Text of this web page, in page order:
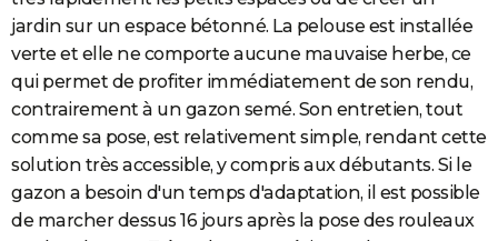
jardin sur un espace bétonné. La pelouse est installée
verte et elle ne comporte aucune mauvaise herbe, ce
qui permet de profiter immédiatement de son rendu,
contrairement à un gazon semé. Son entretien, tout
comme sa pose, est relativement simple, rendant cette
solution très accessible, y compris aux débutants. Si le
gazon a besoin d'un temps d'adaptation, il est possible
de marcher dessus 16 jours après la pose des rouleaux